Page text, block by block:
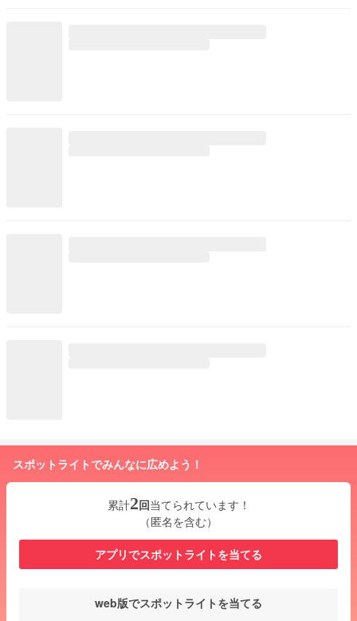
スポットライトでみんなに広めよう！
累計2回当てられています！
（匿名を含む）
アプリでスポットライトを当てる
web版でスポットライトを当てる